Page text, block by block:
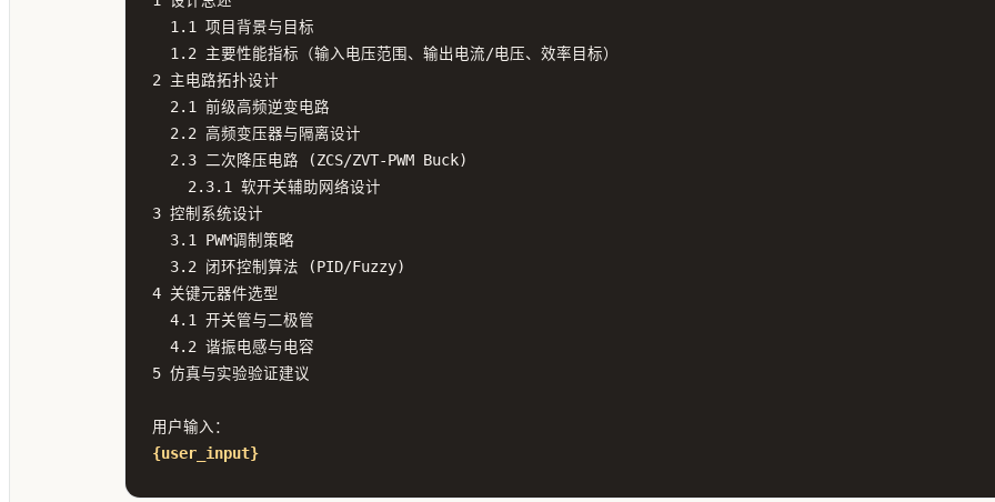
2 主电路拓扑设计
3 控制系统设计
4 关键元器件选型
5 仿真与实验验证建议
{user_input}